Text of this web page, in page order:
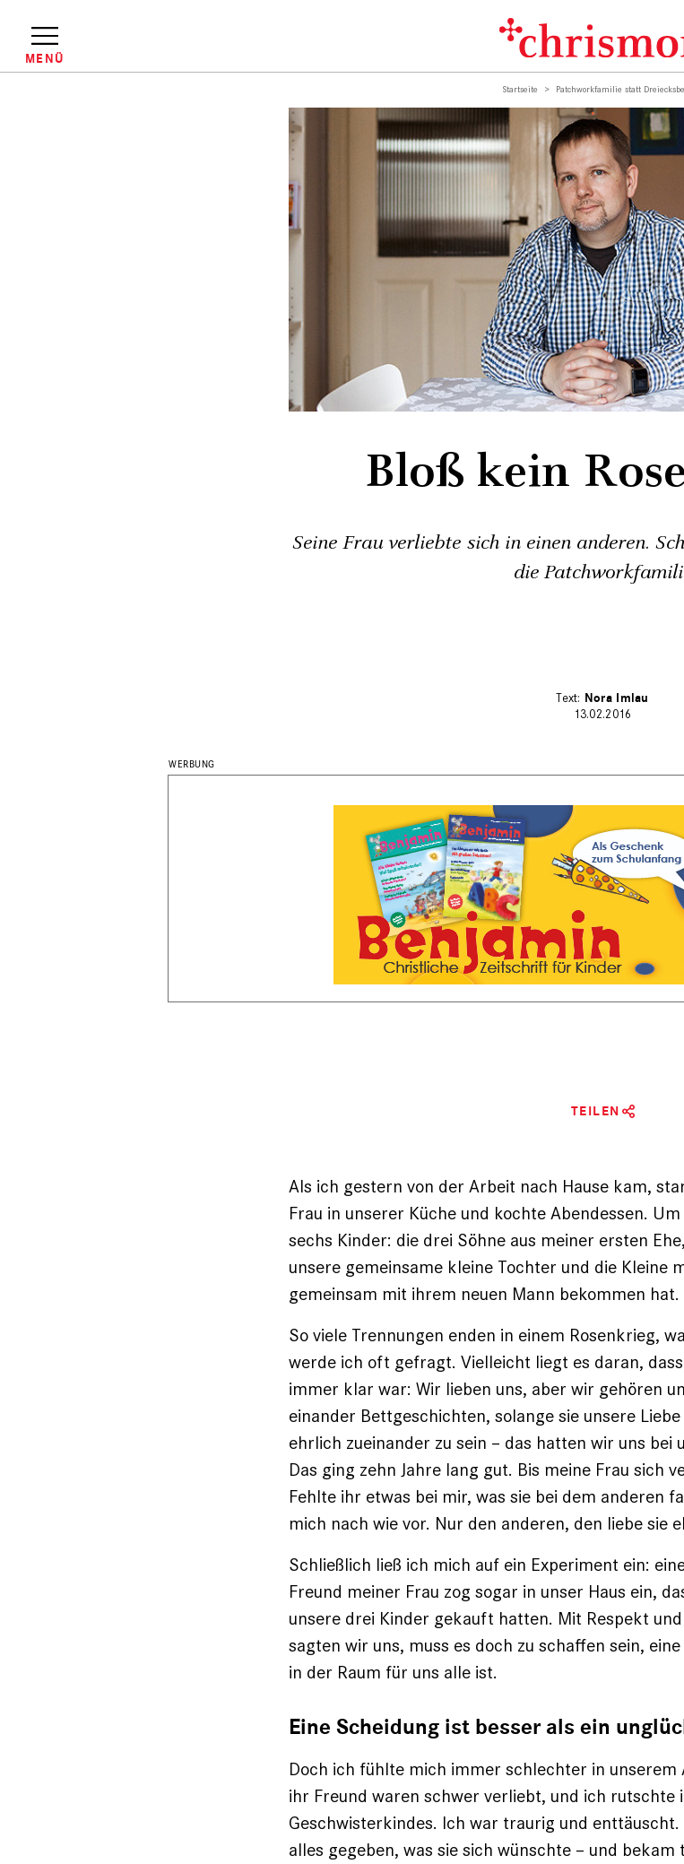
Inhalt
MENÜ
Startseite Patchworkfamilie statt
Bloß kein
Seine Frau verliebte sich in einen anderen.
die
Nora Imlau
13.02.2016
TEILEN
Als ich gestern von der Arbeit nach Hause kam,
Frau in unserer Küche und kochte Abendessen.
sechs Kinder: die drei Söhne aus meiner ersten
unsere gemeinsame kleine Tochter und die Kleine
gemeinsam mit ihrem neuen Mann bekommen hat.
So viele Trennungen enden in einem Rosenkrieg,
werde ich oft gefragt. Vielleicht liegt es daran,
immer klar war: Wir lieben uns, aber wir gehören
einander Bettgeschichten, solange sie unsere
ehrlich zueinander zu sein – das hatten wir uns bei
Das ging zehn Jahre lang gut. Bis meine Frau sich
Fehlte ihr etwas bei mir, was sie bei dem anderen
mich nach wie vor. Nur den anderen, den liebe sie
Schließlich ließ ich mich auf ein Experiment ein:
Freund meiner Frau zog sogar in unser Haus ein,
unsere drei Kinder gekauft hatten. Mit Respekt
sagten wir uns, muss es doch zu schaffen sein,
in der Raum für uns alle ist.
Eine Scheidung ist besser als ein
Doch ich fühlte mich immer schlechter in unserem
ihr Freund waren schwer verliebt, und ich rutschte
Geschwisterkindes. Ich war traurig und
alles gegeben, was sie sich wünschte – und